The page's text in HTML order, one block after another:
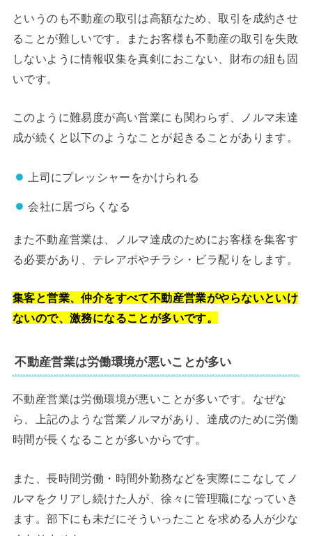
というのも不動産の取引は高額なため、取引を成約させ
ることが難しいです。またお客様も不動産の取引を失敗
しないように情報収集を真剣におこない、財布の紐も固
いです。
このように難易度が高い営業にも関わらず、ノルマ未達
成が続くと以下のようなことが起きることがあります。
上司にプレッシャーをかけられる
会社に居づらくなる
また不動産営業は、ノルマ達成のためにお客様を集客す
る必要があり、テレアポやチラシ・ビラ配りをします。
集客と営業、仲介をすべて不動産営業がやらないといけ
ないので、激務になることが多いです。
不動産営業は労働環境が悪いことが多い
不動産営業は労働環境が悪いことが多いです。なぜな
ら、上記のような営業ノルマがあり、達成のために労働
時間が長くなることが多いからです。
また、長時間労働・時間外勤務などを実際にこなしてノ
ルマをクリアし続けた人が、徐々に管理職になっていき
ます。部下にも未だにそういったことを求める人が少な